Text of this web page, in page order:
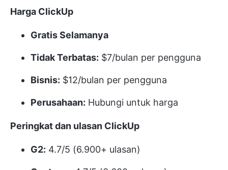
Harga ClickUp
Gratis Selamanya
Tidak Terbatas: $7/bulan per pengguna
Bisnis: $12/bulan per pengguna
Perusahaan: Hubungi untuk harga
Peringkat dan ulasan ClickUp
G2: 4.7/5 (6.900+ ulasan)